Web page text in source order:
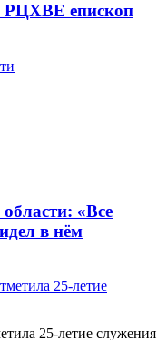
РЦХВЕ епископ
«Все
в нём
25-летие служения